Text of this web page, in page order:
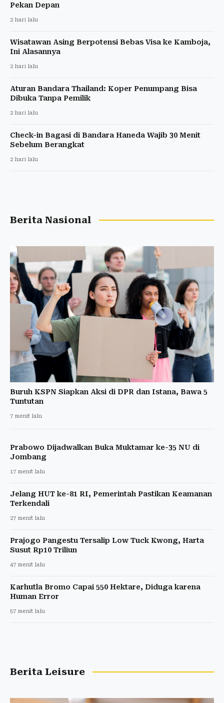
Pekan Depan
2 hari lalu
Wisatawan Asing Berpotensi Bebas Visa ke Kamboja,
Ini Alasannya
2 hari lalu
Aturan Bandara Thailand: Koper Penumpang Bisa
Dibuka Tanpa Pemilik
2 hari lalu
Check-in Bagasi di Bandara Haneda Wajib 30 Menit
Sebelum Berangkat
2 hari lalu
Berita Nasional
Buruh KSPN Siapkan Aksi di DPR dan Istana, Bawa 5
Tuntutan
7 menit lalu
Prabowo Dijadwalkan Buka Muktamar ke-35 NU di
Jombang
17 menit lalu
Jelang HUT ke-81 RI, Pemerintah Pastikan Keamanan
Terkendali
27 menit lalu
Prajogo Pangestu Tersalip Low Tuck Kwong, Harta
Susut Rp10 Triliun
47 menit lalu
Karhutla Bromo Capai 550 Hektare, Diduga karena
Human Error
57 menit lalu
Berita Leisure